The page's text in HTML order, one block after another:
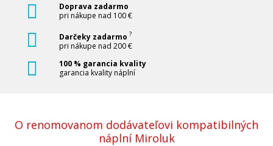
(Azúrová)
Originálna náplň
Doprava zadarmo
pri nákupe nad 100 €
Darčeky zadarmo ?
pri nákupe nad 200 €
100 % garancia kvality
garancia kvality náplní
O renomovanom dodávateľovi kompatibilných
náplní Miroluk